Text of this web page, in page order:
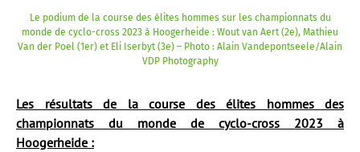
Le podium de la course des élites hommes sur les championnats du
monde de cyclo-cross 2023 à Hoogerheide : Wout van Aert (2e), Mathieu
Van der Poel (1er) et Eli Iserbyt (3e) – Photo : Alain Vandepontseele/Alain
VDP Photography
Les résultats de la course des élites hommes des
championnats du monde de cyclo-cross 2023 à
Hoogerheide :